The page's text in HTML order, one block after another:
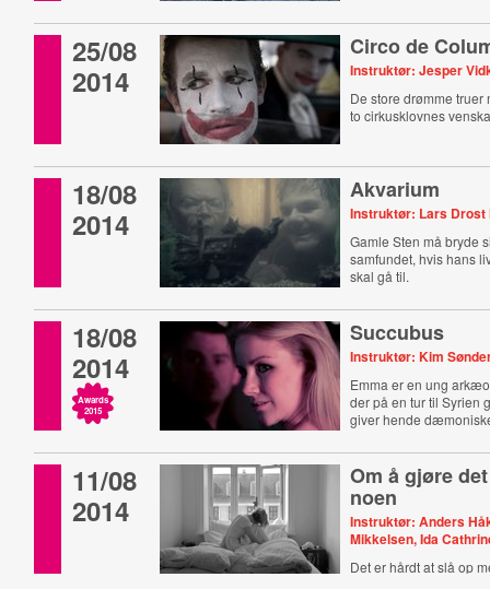
25/08
2014
Circo de
Instruktør: Jesper
De store drømme
to cirkusklovnes
18/08
2014
Akvarium
Instruktør: Lars Drost
Gamle Sten må bryde
samfundet, hvis hans
skal gå til.
18/08
2014
Awards
2015
Succubus
Instruktør: Kim
Emma er en ung
der på en tur til Syrien
giver hende
11/08
2014
Om å gjøre
noen
Instruktør: Anders
Mikkelsen, Ida
Det er hårdt at slå op